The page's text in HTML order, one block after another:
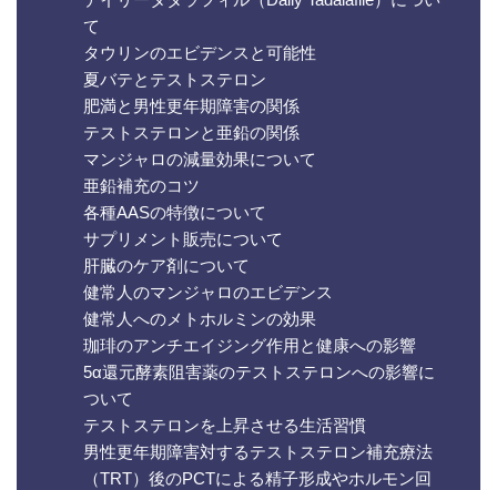
て
タウリンのエビデンスと可能性
夏バテとテストステロン
肥満と男性更年期障害の関係
テストステロンと亜鉛の関係
マンジャロの減量効果について
亜鉛補充のコツ
各種AASの特徴について
サプリメント販売について
肝臓のケア剤について
健常人のマンジャロのエビデンス
健常人へのメトホルミンの効果
珈琲のアンチエイジング作用と健康への影響
5α還元酵素阻害薬のテストステロンへの影響に
ついて
テストステロンを上昇させる生活習慣
男性更年期障害対するテストステロン補充療法
（TRT）後のPCTによる精子形成やホルモン回